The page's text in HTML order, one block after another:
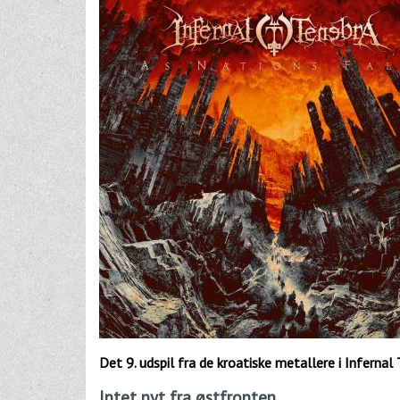
Det 9. udspil fra de kroatiske metallere i